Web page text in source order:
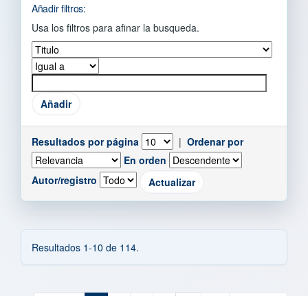
Añadir filtros:
Usa los filtros para afinar la busqueda.
Resultados por página | Ordenar por
En orden
Autor/registro
Resultados 1-10 de 114.